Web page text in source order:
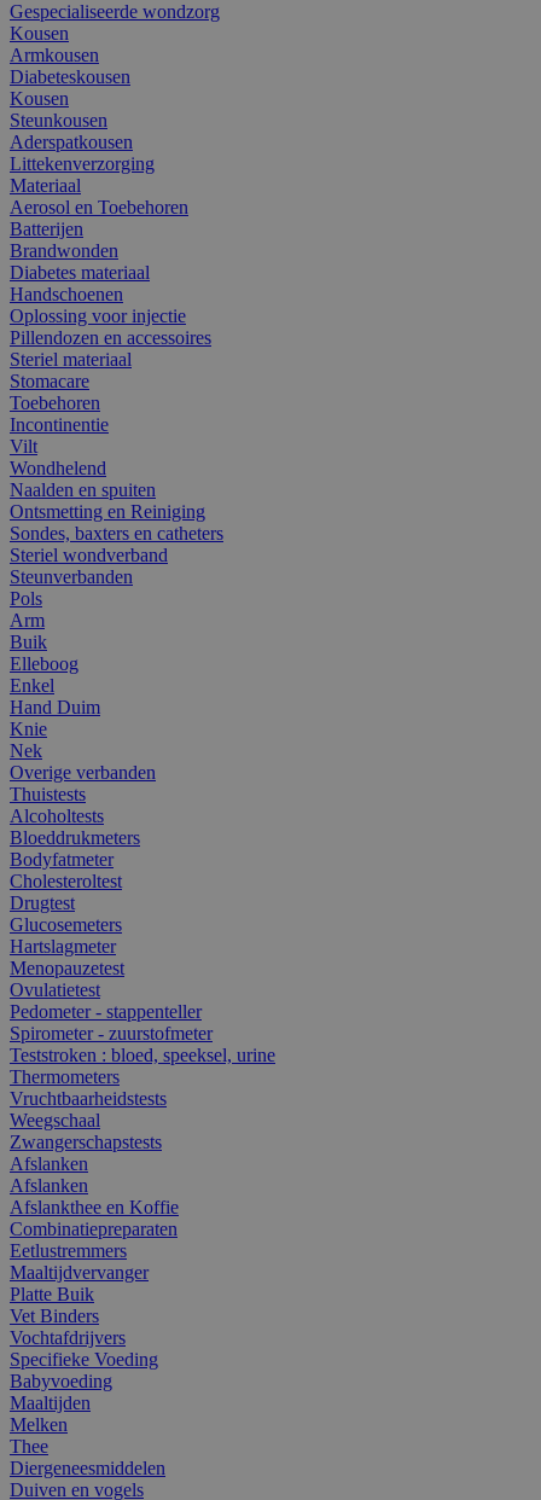
Gespecialiseerde wondzorg
Kousen
Armkousen
Diabeteskousen
Kousen
Steunkousen
Aderspatkousen
Littekenverzorging
Materiaal
Aerosol en Toebehoren
Batterijen
Brandwonden
Diabetes materiaal
Handschoenen
Oplossing voor injectie
Pillendozen en accessoires
Steriel materiaal
Stomacare
Toebehoren
Incontinentie
Vilt
Wondhelend
Naalden en spuiten
Ontsmetting en Reiniging
Sondes, baxters en catheters
Steriel wondverband
Steunverbanden
Pols
Arm
Buik
Elleboog
Enkel
Hand Duim
Knie
Nek
Overige verbanden
Thuistests
Alcoholtests
Bloeddrukmeters
Bodyfatmeter
Cholesteroltest
Drugtest
Glucosemeters
Hartslagmeter
Menopauzetest
Ovulatietest
Pedometer - stappenteller
Spirometer - zuurstofmeter
Teststroken : bloed, speeksel, urine
Thermometers
Vruchtbaarheidstests
Weegschaal
Zwangerschapstests
Afslanken
Afslanken
Afslankthee en Koffie
Combinatiepreparaten
Eetlustremmers
Maaltijdvervanger
Platte Buik
Vet Binders
Vochtafdrijvers
Specifieke Voeding
Babyvoeding
Maaltijden
Melken
Thee
Diergeneesmiddelen
Duiven en vogels